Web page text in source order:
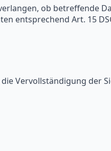
ob betreffende
entsprechend Art. 15
die Vervollständigung